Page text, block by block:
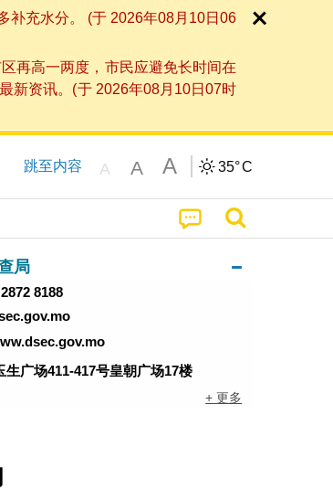
补充水分。 (于 2026年08月10日06
再高一两度，市民应避免长时间在
新资讯。(于 2026年08月10日07时
跳至内容 A A A 35°C
局
2872 8188
生广场411-417号皇朝广场17楼
+ 更多